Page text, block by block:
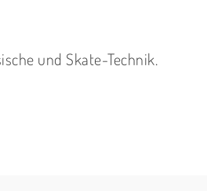
und Skate-Technik.